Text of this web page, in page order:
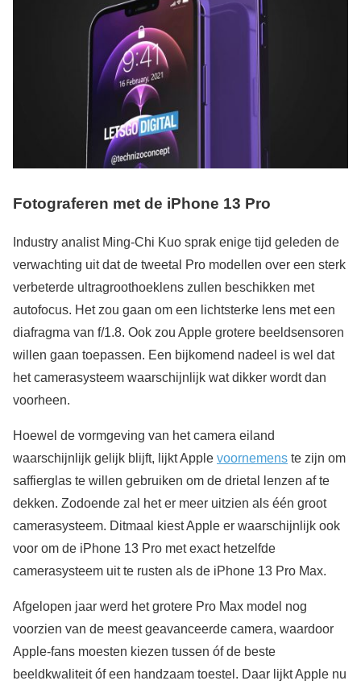
Fotograferen met de iPhone 13 Pro
Industry analist Ming-Chi Kuo sprak enige tijd geleden de
verwachting uit dat de tweetal Pro modellen over een sterk
verbeterde ultragroothoeklens zullen beschikken met
autofocus. Het zou gaan om een lichtsterke lens met een
diafragma van f/1.8. Ook zou Apple grotere beeldsensoren
willen gaan toepassen. Een bijkomend nadeel is wel dat
het camerasysteem waarschijnlijk wat dikker wordt dan
voorheen.
Hoewel de vormgeving van het camera eiland
waarschijnlijk gelijk blijft, lijkt Apple voornemens te zijn om
saffierglas te willen gebruiken om de drietal lenzen af te
dekken. Zodoende zal het er meer uitzien als één groot
camerasysteem. Ditmaal kiest Apple er waarschijnlijk ook
voor om de iPhone 13 Pro met exact hetzelfde
camerasysteem uit te rusten als de iPhone 13 Pro Max.
Afgelopen jaar werd het grotere Pro Max model nog
voorzien van de meest geavanceerde camera, waardoor
Apple-fans moesten kiezen tussen óf de beste
beeldkwaliteit óf een handzaam toestel. Daar lijkt Apple nu